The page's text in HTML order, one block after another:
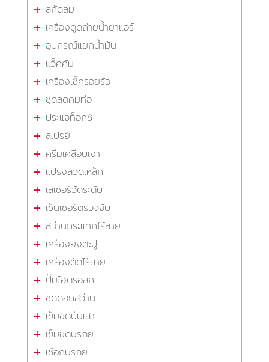
สกัดลม
เครื่องดูดถ่ายน้ำยาแอร์
อุปกรณ์แยกน้ำมัน
แว็คคั่ม
เครื่องเช็ครอยรั่ว
ชุดลดคมท่อ
ประแจท็อกซ์
สเปรย์
ครีมเคลือบเงา
แปรงลวดเหล็ก
เลเซอร์วัดระดับ
เซ็นเซอร์ตรวจจับ
สว่านกระแทกไร้สาย
เครื่องยิงตะปู
เครื่องตัดไร้สาย
ปั๊มไฮดรอลิก
ชุดดอกสว่าน
เข็มขัดปีนเสา
เข็มขัดนิรภัย
เชือกนิรภัย